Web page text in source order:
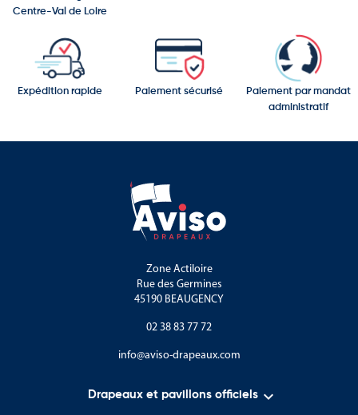
accompagner un événement, une foire artisanale ou une
animation commerciale
Robuste, esthétique et facile à installer, elle constitue un support
Centre-Val de Loire
Expédition rapide Paiement sécurisé
Paiement par mandat
administratif
Zone Actiloire
Rue des Germines
45190 BEAUGENCY
02 38 83 77 72
info@aviso-drapeaux.com
Drapeaux et pavillons officiels 